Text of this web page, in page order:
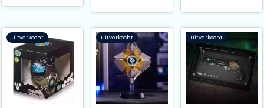
Uitverkocht Uitverkocht Uitverkocht